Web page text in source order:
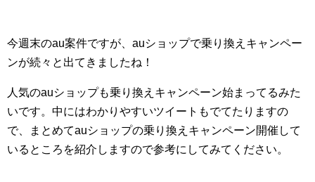
今週末のau案件ですが、auショップで乗り換えキャンペー
ンが続々と出てきましたね！
人気のauショップも乗り換えキャンペーン始まってるみた
いです。中にはわかりやすいツイートもでてたりますの
で、まとめてauショップの乗り換えキャンペーン開催して
いるところを紹介しますので参考にしてみてください。